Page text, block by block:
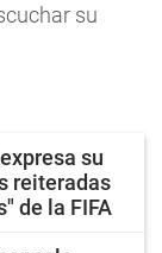
su
su
reiteradas
de la FIFA